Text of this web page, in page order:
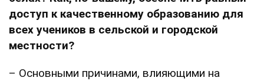
доступ к качественному образованию для
всех учеников в сельской и городской
местности?
– Основными причинами, влияющими на